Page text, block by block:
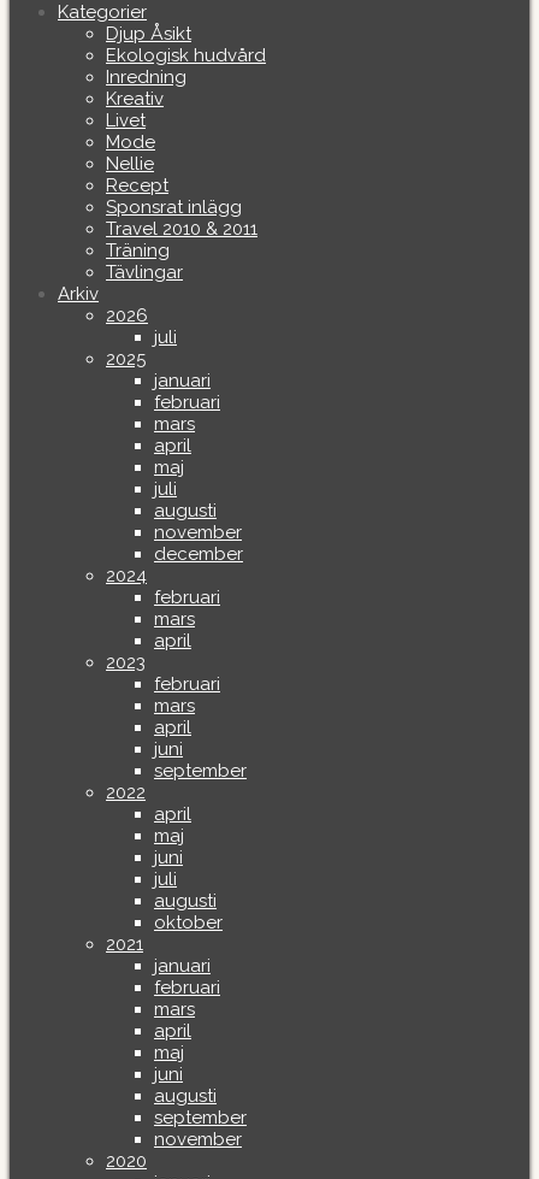
Kategorier
Djup Åsikt
Ekologisk hudvård
Inredning
Kreativ
Livet
Mode
Nellie
Recept
Sponsrat inlägg
Travel 2010 & 2011
Träning
Tävlingar
Arkiv
2026
juli
2025
januari
februari
mars
april
maj
juli
augusti
november
december
2024
februari
mars
april
2023
februari
mars
april
juni
september
2022
april
maj
juni
juli
augusti
oktober
2021
januari
februari
mars
april
maj
juni
augusti
september
november
2020